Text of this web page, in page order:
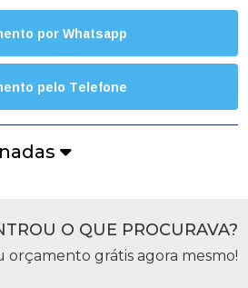
por Whatsapp
pelo Telefone
O QUE PROCURAVA?
orçamento grátis agora mesmo!